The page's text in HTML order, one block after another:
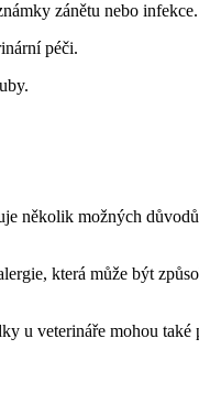
zánětu nebo infekce.
péči.
několik možných
která může být
u veterináře mohou také